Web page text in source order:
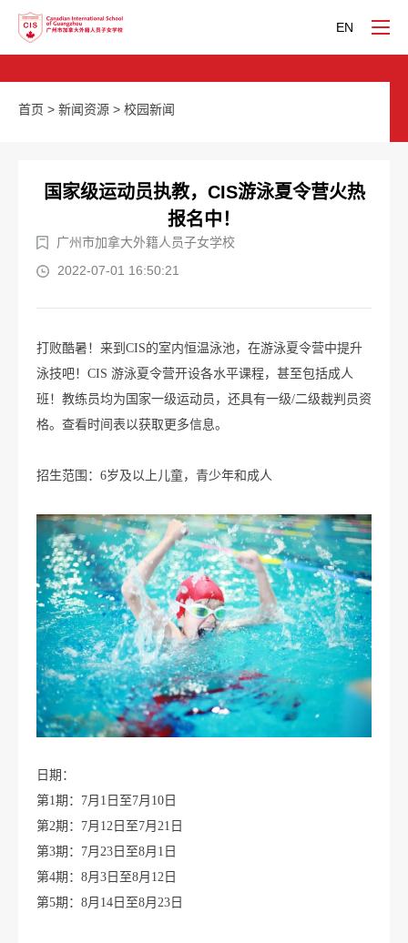
EN
首页 > 新闻资源 > 校园新闻
国家级运动员执教，CIS游泳夏令营火热
报名中！
广州市加拿大外籍人员子女学校
2022-07-01 16:50:21
打败酷暑！来到CIS的室内恒温泳池，在游泳夏令营中提升
泳技吧！CIS 游泳夏令营开设各水平课程，甚至包括成人
班！教练员均为国家一级运动员，还具有一级/二级裁判员资
格。查看时间表以获取更多信息。
招生范围：6岁及以上儿童，青少年和成人
日期：
第1期：7月1日至7月10日
第2期：7月12日至7月21日
第3期：7月23日至8月1日
第4期：8月3日至8月12日
第5期：8月14日至8月23日